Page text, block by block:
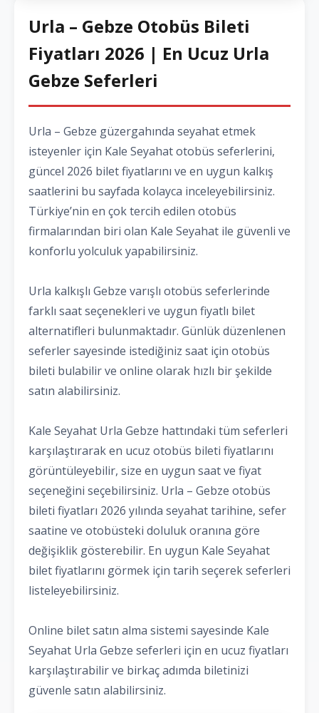
Urla – Gebze Otobüs Bileti
Fiyatları 2026 | En Ucuz Urla
Gebze Seferleri
Urla – Gebze güzergahında seyahat etmek
isteyenler için Kale Seyahat otobüs seferlerini,
güncel 2026 bilet fiyatlarını ve en uygun kalkış
saatlerini bu sayfada kolayca inceleyebilirsiniz.
Türkiye’nin en çok tercih edilen otobüs
firmalarından biri olan Kale Seyahat ile güvenli ve
konforlu yolculuk yapabilirsiniz.
Urla kalkışlı Gebze varışlı otobüs seferlerinde
farklı saat seçenekleri ve uygun fiyatlı bilet
alternatifleri bulunmaktadır. Günlük düzenlenen
seferler sayesinde istediğiniz saat için otobüs
bileti bulabilir ve online olarak hızlı bir şekilde
satın alabilirsiniz.
Kale Seyahat Urla Gebze hattındaki tüm seferleri
karşılaştırarak en ucuz otobüs bileti fiyatlarını
görüntüleyebilir, size en uygun saat ve fiyat
seçeneğini seçebilirsiniz. Urla – Gebze otobüs
bileti fiyatları 2026 yılında seyahat tarihine, sefer
saatine ve otobüsteki doluluk oranına göre
değişiklik gösterebilir. En uygun Kale Seyahat
bilet fiyatlarını görmek için tarih seçerek seferleri
listeleyebilirsiniz.
Online bilet satın alma sistemi sayesinde Kale
Seyahat Urla Gebze seferleri için en ucuz fiyatları
karşılaştırabilir ve birkaç adımda biletinizi
güvenle satın alabilirsiniz.